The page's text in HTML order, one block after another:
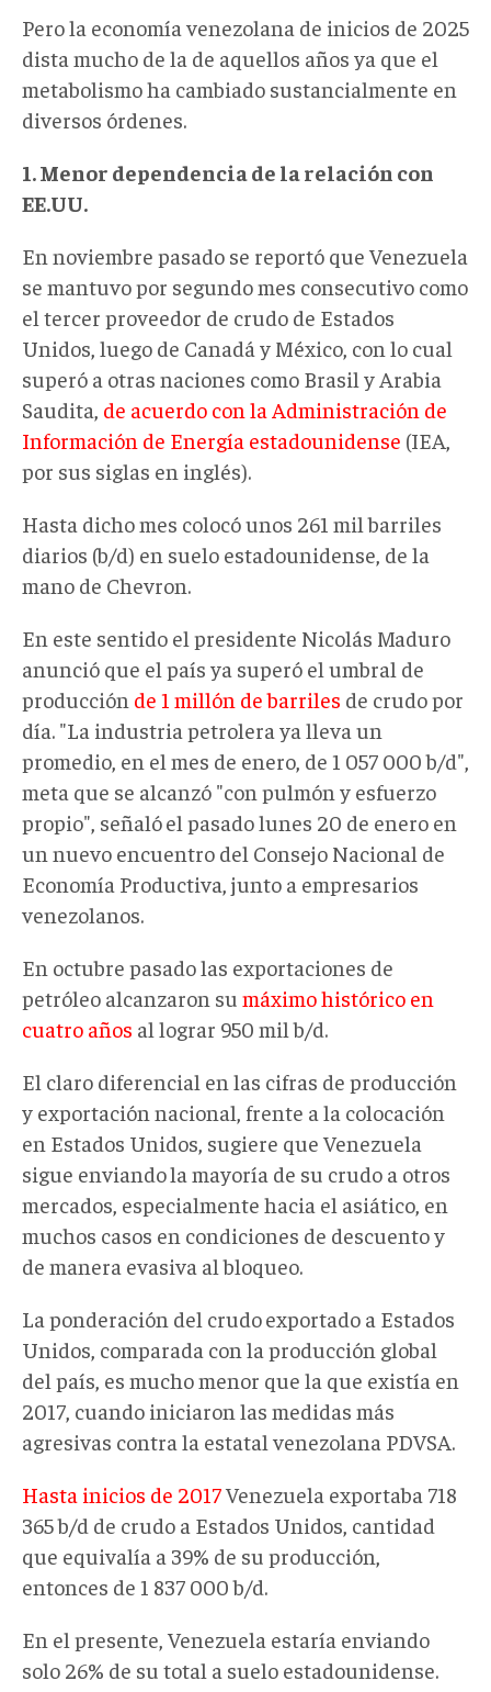
Pero la economía venezolana de inicios de 2025
dista mucho de la de aquellos años ya que el
metabolismo ha cambiado sustancialmente en
diversos órdenes.
1. Menor dependencia de la relación con
EE.UU.
En noviembre pasado se reportó que Venezuela
se mantuvo por segundo mes consecutivo como
el tercer proveedor de crudo de Estados
Unidos, luego de Canadá y México, con lo cual
superó a otras naciones como Brasil y Arabia
Saudita, de acuerdo con la Administración de
Información de Energía estadounidense (IEA,
por sus siglas en inglés).
Hasta dicho mes colocó unos 261 mil barriles
diarios (b/d) en suelo estadounidense, de la
mano de Chevron.
En este sentido el presidente Nicolás Maduro
anunció que el país ya superó el umbral de
producción de 1 millón de barriles de crudo por
día. "La industria petrolera ya lleva un
promedio, en el mes de enero, de 1 057 000 b/d",
meta que se alcanzó "con pulmón y esfuerzo
propio", señalóel pasado lunes 20 de enero en
un nuevo encuentro del Consejo Nacional de
Economía Productiva, junto a empresarios
venezolanos.
En octubre pasado las exportaciones de
petróleo alcanzaron su máximo histórico en
cuatro años al lograr 950 mil b/d.
El claro diferencial en las cifras de producción
y exportación nacional, frente a la colocación
en Estados Unidos, sugiere que Venezuela
sigue enviandola mayoría de su crudo a otros
mercados, especialmente hacia el asiático, en
muchos casos en condiciones de descuento y
de manera evasiva al bloqueo.
La ponderación del crudoexportado a Estados
Unidos, comparada con la producción global
del país, es mucho menor que la que existía en
2017, cuando iniciaron las medidas más
agresivas contra la estatal venezolana PDVSA.
Hasta inicios de 2017Venezuela exportaba 718
365 b/d de crudo a Estados Unidos, cantidad
que equivalía a 39% de su producción,
entonces de 1 837 000 b/d.
En el presente, Venezuela estaría enviando
solo 26% de su total a suelo estadounidense.